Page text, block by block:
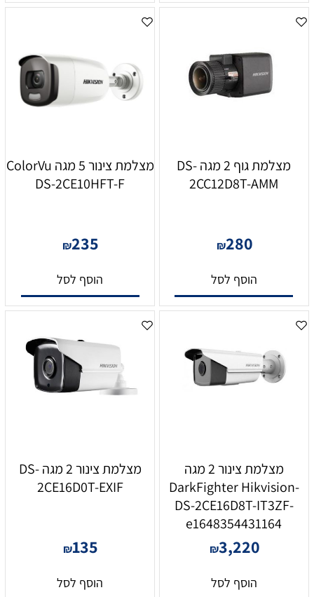
מצלמת גוף 2 מגה DS-
2CC12D8T-AMM
₪280
הוסף לסל
מצלמת צינור 5 מגה ColorVu
DS-2CE10HFT-F
₪235
הוסף לסל
מצלמת צינור 2 מגה
DarkFighter Hikvision-
DS-2CE16D8T-IT3ZF-
e1648354431164
₪3,220
הוסף לסל
מצלמת צינור 2 מגה DS-
2CE16D0T-EXIF
₪135
הוסף לסל